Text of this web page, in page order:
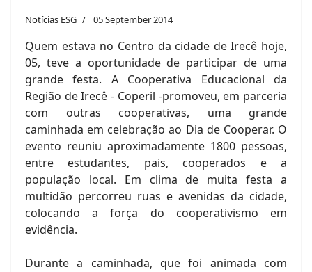
Notícias ESG 05 September 2014
Quem estava no Centro da cidade de Irecê hoje,
05, teve a oportunidade de participar de uma
grande festa. A Cooperativa Educacional da
Região de Irecê - Coperil -promoveu, em parceria
com outras cooperativas, uma grande
caminhada em celebração ao Dia de Cooperar. O
evento reuniu aproximadamente 1800 pessoas,
entre estudantes, pais, cooperados e a
população local. Em clima de muita festa a
multidão percorreu ruas e avenidas da cidade,
colocando a força do cooperativismo em
evidência.
Durante a caminhada, que foi animada com